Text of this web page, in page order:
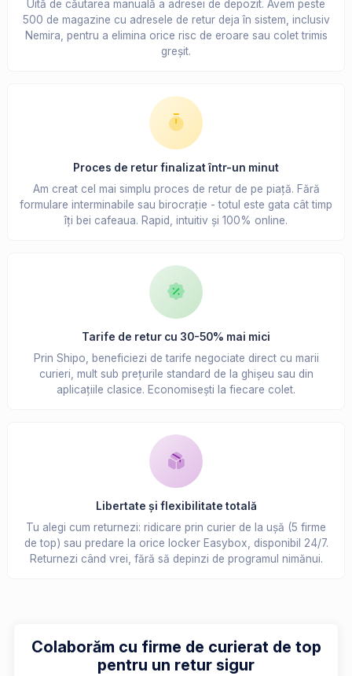
Uită de căutarea manuală a adresei de depozit. Avem peste
500 de magazine cu adresele de retur deja în sistem, inclusiv
Nemira, pentru a elimina orice risc de eroare sau colet trimis
greșit.
Proces de retur finalizat într-un minut
Am creat cel mai simplu proces de retur de pe piață. Fără
formulare interminabile sau birocrație - totul este gata cât timp
îți bei cafeaua. Rapid, intuitiv și 100% online.
Tarife de retur cu 30-50% mai mici
Prin Shipo, beneficiezi de tarife negociate direct cu marii
curieri, mult sub prețurile standard de la ghișeu sau din
aplicațiile clasice. Economisești la fiecare colet.
Libertate și flexibilitate totală
Tu alegi cum returnezi: ridicare prin curier de la ușă (5 firme
de top) sau predare la orice locker Easybox, disponibil 24/7.
Returnezi când vrei, fără să depinzi de programul nimănui.
Colaborăm cu firme de curierat de top
pentru un retur sigur